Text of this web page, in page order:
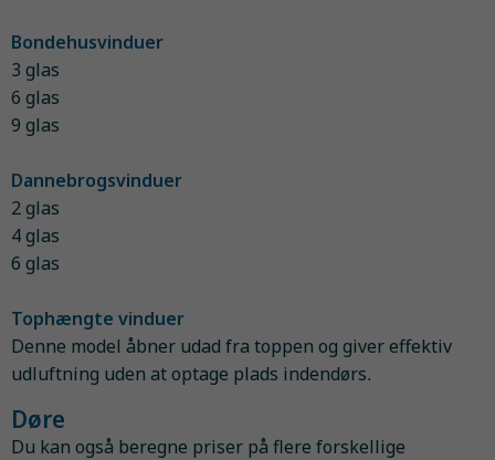
Bondehusvinduer
3 glas
6 glas
9 glas
Dannebrogsvinduer
2 glas
4 glas
6 glas
Tophængte vinduer
Denne model åbner udad fra toppen og giver effektiv
udluftning uden at optage plads indendørs.
Døre
Du kan også beregne priser på flere forskellige